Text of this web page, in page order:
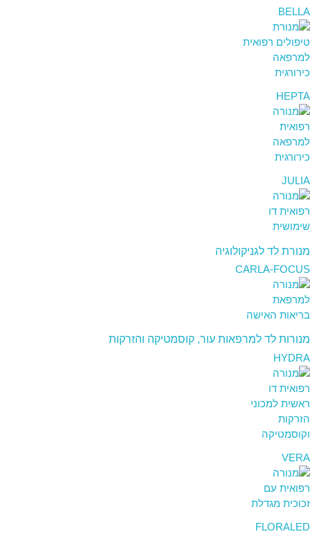
BELLA
HEPTA
JULIA
מנורת לד לגניקולוגיה
CARLA-FOCUS
מנורות לד למרפאות עור, קוסמטיקה והזרקות
HYDRA
VERA
FLORALED